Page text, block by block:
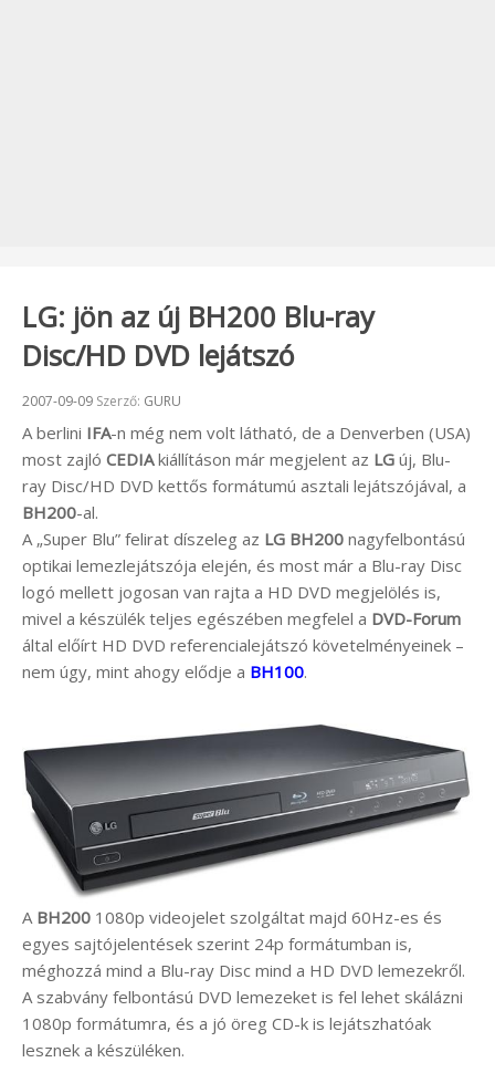
LG: jön az új BH200 Blu-ray
Disc/HD DVD lejátszó
Beküldve:
2007-09-09 Szerző: GURU
A berlini IFA-n még nem volt látható, de a Denverben (USA)
most zajló CEDIAkiállításon már megjelent az LG új, Blu-
ray Disc/HD DVD kettős formátumú asztali lejátszójával, a
BH200-al.
A „Super Blu” felirat díszeleg az LG BH200 nagyfelbontású
optikai lemezlejátszója elején, és most már a Blu-ray Disc
logó mellett jogosan van rajta a HD DVD megjelölés is,
mivel a készülék teljes egészében megfelel a DVD-Forum
által előírt HD DVD referencialejátszó követelményeinek –
nem úgy, mint ahogy elődje a BH100.
A BH200 1080p videojelet szolgáltat majd 60Hz-es és
egyes sajtójelentések szerint 24p formátumban is,
méghozzá mind a Blu-ray Disc mind a HD DVD lemezekről.
A szabvány felbontású DVD lemezeket is fel lehet skálázni
1080p formátumra, és a jó öreg CD-k is lejátszhatóak
lesznek a készüléken.